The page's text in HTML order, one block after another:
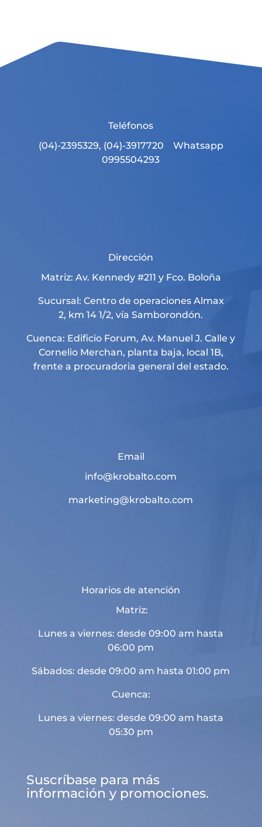
Teléfonos
(04)-2395329, (04)-3917720 Whatsapp
0995504293
Dirección
Matriz: Av. Kennedy #211 y Fco. Boloña
Sucursal: Centro de operaciones Almax
2, km 14 1/2, vía Samborondón.
Cuenca: Edificio Forum, Av. Manuel J. Calle y
Cornelio Merchan, planta baja, local 1B,
frente a procuradoria general del estado.
Email
info@krobalto.com
marketing@krobalto.com
Horarios de atención
Matriz:
Lunes a viernes: desde 09:00 am hasta
06:00 pm
Sábados: desde 09:00 am hasta 01:00 pm
Cuenca:
Lunes a viernes: desde 09:00 am hasta
05:30 pm
Suscríbase para más
información y promociones.